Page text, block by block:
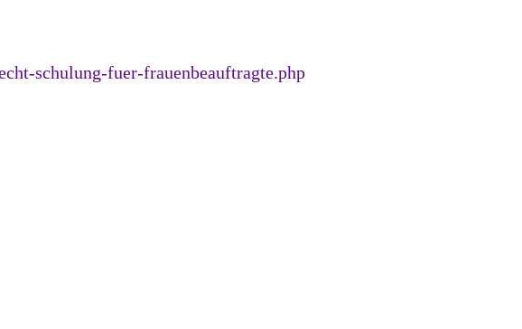
schulung-fuer-frauenbeauftragte.php